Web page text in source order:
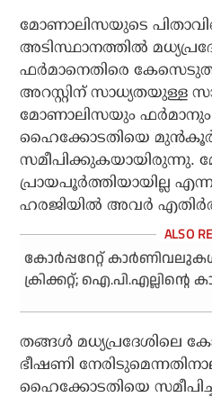
മോണാലിസയുടെ
അടിസ്ഥാനത്തില്‍
ഫര്‍മാനെതിരെ
അറസ്റ്റിന് സാധ്യതയുള്ള
മോണാലിസയും ഫര്‍മാനും
ഹൈക്കോടതിയെ മുന്‍കൂര്‍
സമീപിക്കുകയായിരുന്നു.
പ്രായപൂര്‍ത്തിയായില്ല
ഹരജിയില്‍ അവര്‍
കോര്‍പ്പറേറ്റ്
ക്രിക്കറ്റ്; ഐ.പി.എല്ലിന്റെ
തങ്ങള്‍ മധ്യപ്രദേശിലെ
ഭീഷണി
ഹൈക്കോടതിയെ